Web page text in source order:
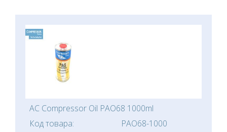
AC Compressor Oil PAO68 1000ml
Код товара:
PAO68-1000